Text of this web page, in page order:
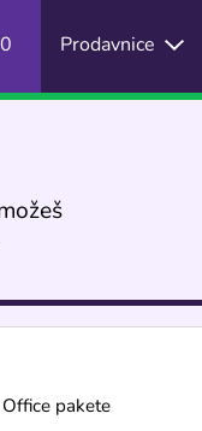
Prodavnice
pakete